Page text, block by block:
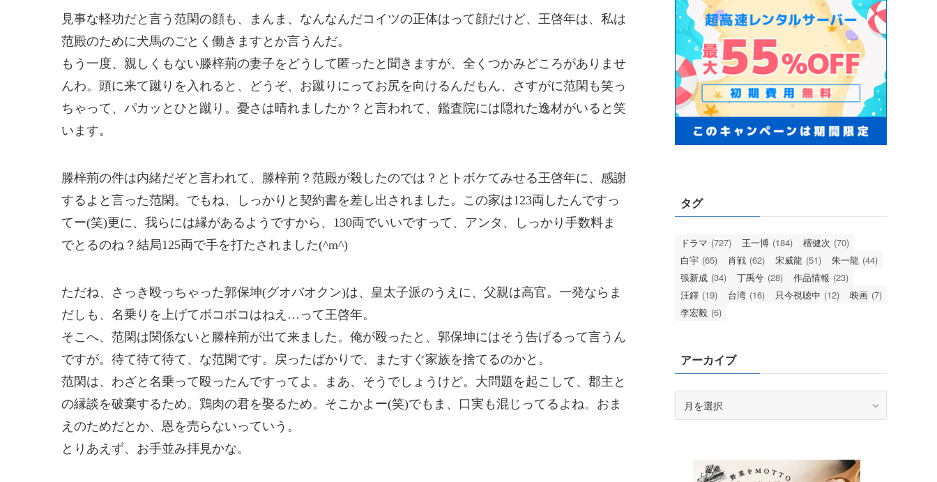
見事な軽功だと言う范閑の顔も、まんま、なんなんだコイツの正体はって顔だけど、王啓年は、私は
范殿のために犬馬のごとく働きますとか言うんだ。
もう一度、親しくもない滕梓荊の妻子をどうして匿ったと聞きますが、全くつかみどころがありませ
んわ。頭に来て蹴りを入れると、どうぞ、お蹴りにってお尻を向けるんだもん、さすがに范閑も笑っ
ちゃって、パカッとひと蹴り。憂さは晴れましたか？と言われて、鑑査院には隠れた逸材がいると笑
います。
滕梓荊の件は内緒だぞと言われて、滕梓荊？范殿が殺したのでは？とトボケてみせる王啓年に、感謝
するよと言った范閑。でもね、しっかりと契約書を差し出されました。この家は123両したんですっ
てー(笑)更に、我らには縁があるようですから、130両でいいですって、アンタ、しっかり手数料ま
でとるのね？結局125両で手を打たされました(^m^)
ただね、さっき殴っちゃった郭保坤(グオバオクン)は、皇太子派のうえに、父親は高官。一発ならま
だしも、名乗りを上げてボコボコはねえ…って王啓年。
そこへ、范閑は関係ないと滕梓荊が出て来ました。俺が殴ったと、郭保坤にはそう告げるって言うん
ですが。待て待て待て、な范閑です。戻ったばかりで、またすぐ家族を捨てるのかと。
范閑は、わざと名乗って殴ったんですってよ。まあ、そうでしょうけど。大問題を起こして、郡主と
の縁談を破棄するため。鶏肉の君を娶るため。そこかよー(笑)でもま、口実も混じってるよね。おま
えのためだとか、恩を売らないっていう。
とりあえず、お手並み拝見かな。
タグ
ドラマ (727) 王一博 (184) 檀健次 (70)
白宇 (65) 肖戦 (62) 宋威龍 (51) 朱一龍 (44)
張新成 (34) 丁禹兮 (28) 作品情報 (23)
汪鐸 (19) 台湾 (16) 只今視聴中 (12) 映画 (7)
李宏毅 (6)
アーカイブ